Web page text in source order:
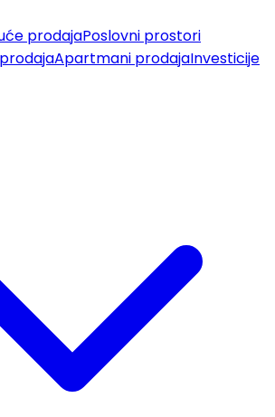
prodajaPoslovni prostori
Apartmani prodajaInvesticije